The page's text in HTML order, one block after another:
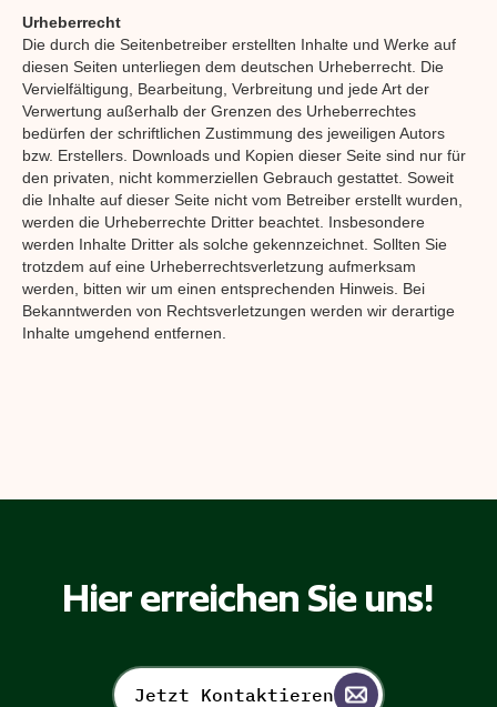
Urheberrecht
Die durch die Seitenbetreiber erstellten Inhalte und Werke auf
diesen Seiten unterliegen dem deutschen Urheberrecht. Die
Vervielfältigung, Bearbeitung, Verbreitung und jede Art der
Verwertung außerhalb der Grenzen des Urheberrechtes
bedürfen der schriftlichen Zustimmung des jeweiligen Autors
bzw. Erstellers. Downloads und Kopien dieser Seite sind nur für
den privaten, nicht kommerziellen Gebrauch gestattet. Soweit
die Inhalte auf dieser Seite nicht vom Betreiber erstellt wurden,
werden die Urheberrechte Dritter beachtet. Insbesondere
werden Inhalte Dritter als solche gekennzeichnet. Sollten Sie
trotzdem auf eine Urheberrechtsverletzung aufmerksam
werden, bitten wir um einen entsprechenden Hinweis. Bei
Bekanntwerden von Rechtsverletzungen werden wir derartige
Inhalte umgehend entfernen.
Hier erreichen Sie uns!
Jetzt Kontaktieren